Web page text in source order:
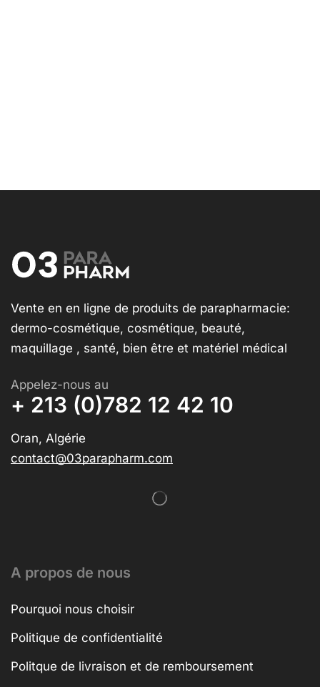
Vente en en ligne de produits de parapharmacie:
dermo-cosmétique, cosmétique, beauté,
maquillage , santé, bien être et matériel médical
Appelez-nous au
+ 213 (0)782 12 42 10
Oran, Algérie
contact@03parapharm.com
A propos de nous
Pourquoi nous choisir
Politique de confidentialité
Politque de livraison et de remboursement